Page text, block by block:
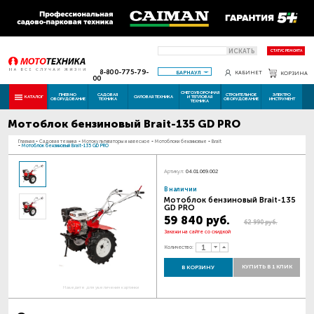
ИСКАТЬ СТАТУС РЕМОНТА
8-800-775-79-
00
БАРНАУЛ КАБИНЕТ КОРЗИНА
КАТАЛОГ ПНЕВМО
ОБОРУДОВАНИЕ
САДОВАЯ
ТЕХНИКА СИЛОВАЯ ТЕХНИКА
СНЕГОУБОРОЧНАЯ
И ТЕПЛОВАЯ
ТЕХНИКА
СТРОИТЕЛЬНОЕ
ОБОРУДОВАНИЕ
ЭЛЕКТРО
ИНСТРУМЕНТ
Мотоблок бензиновый Brait-135 GD PRO
Главная - Садовая техника - Мотокультиваторы и навесное - Мотоблоки бензиновые - Brait
- Мотоблок бензиновый Brait-135 GD PRO
Наведите для увеличения картинки
Артикул: 04.01.069.002
В наличии
Мотоблок бензиновый Brait-135
GD PRO
59 840 руб. 62 990 руб.
Закажи на сайте со скидкой
Количество:
В КОРЗИНУ КУПИТЬ В 1 КЛИК